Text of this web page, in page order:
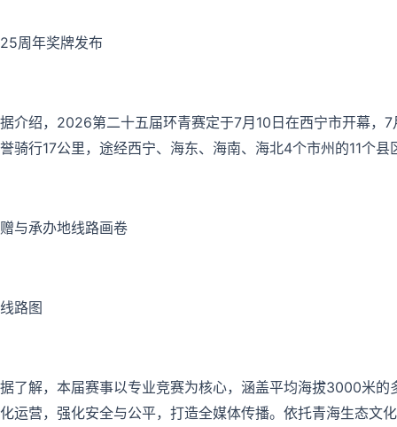
25周年奖牌发布
据介绍，2026第二十五届环青赛定于7月10日在西宁市开幕，
誉骑行17公里，途经西宁、海东、海南、海北4个市州的11个
赠与承办地线路画卷
线路图
据了解，本届赛事以专业竞赛为核心，涵盖平均海拔3000米
化运营，强化安全与公平，打造全媒体传播。依托青海生态文